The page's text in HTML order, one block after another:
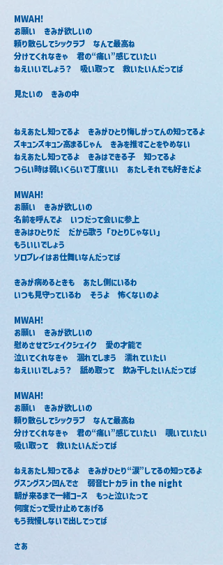
MWAH!
お願い　きみが欲しいの
頼り散らしてシックラブ　なんて最高ね
分けてくれなきゃ　君の“痛い”感じていたい
ねえいいでしょう？　吸い取って　救いたいんだってば
見たいの　きみの中
ねえあたし知ってるよ　きみがひとり悔しがってんの知ってるよ
ズキュンズキュン高まるじゃん　きみを推すことをやめない
ねえあたし知ってるよ　きみはできる子　知ってるよ
つらい時は弱いくらいで丁度いい　あたしそれでも好きだよ
MWAH!
お願い　きみが欲しいの
名前を呼んでよ　いつだって会いに参上
きみはひとりだ　だから歌う「ひとりじゃない」
もういいでしょう
ソロプレイはお仕舞いなんだってば
きみが病めるときも　あたし側にいるわ
いつも見守っているわ　そうよ　怖くないのよ
MWAH!
お願い　きみが欲しいの
慰めさせてシェイクシェイク　愛の才能で
泣いてくれなきゃ　涸れてしまう　濡れていたい
ねえいいでしょう？　舐め取って　飲み干したいんだってば
MWAH!
お願い　きみが欲しいの
頼り散らしてシックラブ　なんて最高ね
分けてくれなきゃ　君の“痛い”感じていたい　覗いていたい
吸い取って　救いたいんだってば
ねえあたし知ってるよ　きみがひとり“涙”してるの知ってるよ
グスングスン凹んでさ　弱音ヒトカラ in the night
朝が来るまで一緒コース　もっと泣いたって
何度だって受け止めてあげる
もう我慢しないで出してってば
さあ